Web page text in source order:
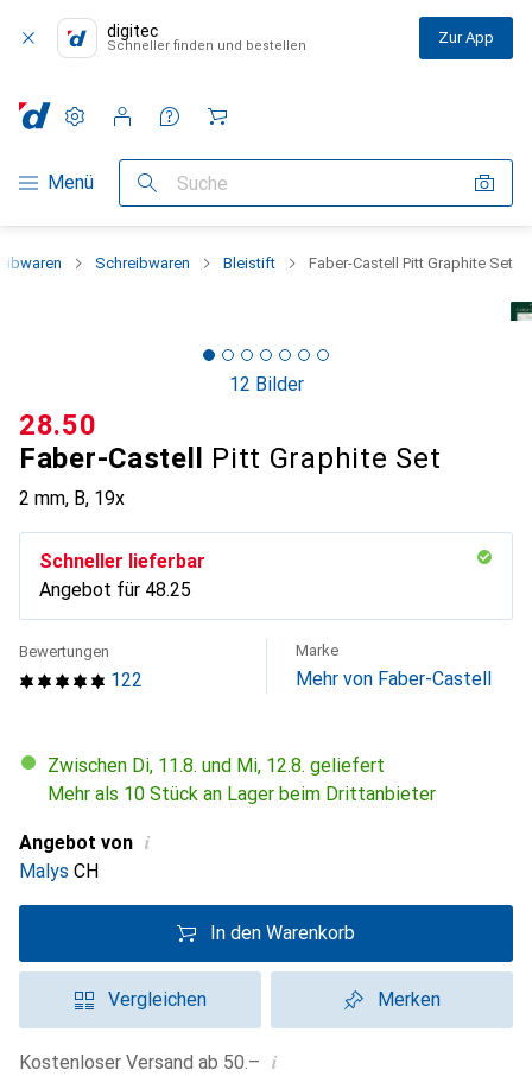
digitec
Schneller finden und bestellen Zur App
Navigation nach Kategorien
Menü Suche
Einstellungen
Kundenkonto
Vergleichslisten
Merklisten
Warenkorb
Schreibwaren Bleistift Faber-Castell Pitt Graphite Set
12 Bilder
Faber-Castell Pitt Graphite Set
2 mm, B, 19x
CHF
28.50
Schneller lieferbar
Angebot für CHF
48.25
122
Bewertungen Marke
Mehr von Faber-Castell
Zwischen Di, 11.8. und Mi, 12.8. geliefert
Mehr als 10 Stück an Lager beim Drittanbieter
Angebot von i
Malys CH
In den Warenkorb
Vergleichen Merken
Kostenloser Versand ab 50.– i